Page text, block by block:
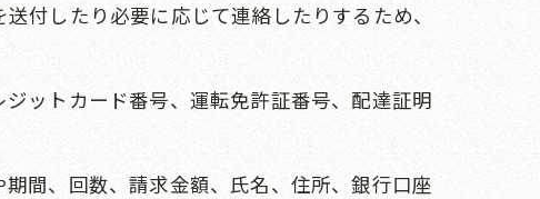
付したり必要に応じて連絡したりするため、
ットカード番号、運転免許証番号、配達証明
間、回数、請求金額、氏名、住所、銀行口座